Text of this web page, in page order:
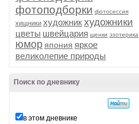
фотоподборки фотосессия
хищники художникхудожники
цветы швейцария щенки эзотерика
юмор япония яркое
великолепие природы
Поиск по дневнику
в этом дневнике